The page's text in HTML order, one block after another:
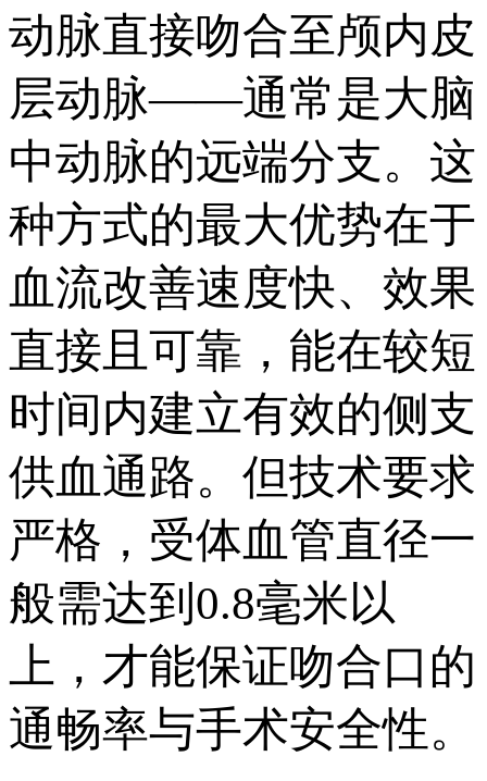
动脉直接吻合至颅内皮
层动脉——通常是大脑
中动脉的远端分支。这
种方式的最大优势在于
血流改善速度快、效果
直接且可靠，能在较短
时间内建立有效的侧支
供血通路。但技术要求
严格，受体血管直径一
般需达到0.8毫米以
上，才能保证吻合口的
通畅率与手术安全性。